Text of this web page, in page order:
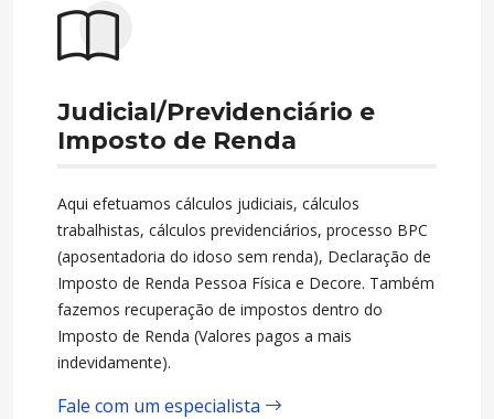
Judicial/Previdenciário e
Imposto de Renda
Aqui efetuamos cálculos judiciais, cálculos
trabalhistas, cálculos previdenciários, processo BPC
(aposentadoria do idoso sem renda), Declaração de
Imposto de Renda Pessoa Física e Decore. Também
fazemos recuperação de impostos dentro do
Imposto de Renda (Valores pagos a mais
indevidamente).
Fale com um especialista